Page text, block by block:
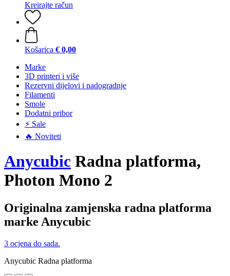
Kreirajte račun
Košarica € 0,00
Marke
3D printeri i više
Rezervni dijelovi i nadogradnje
Filamenti
Smole
Dodatni pribor
⚡ Sale
🔥 Noviteti
Anycubic Radna platforma,
Photon Mono 2
Originalna zamjenska radna platforma
marke Anycubic
3 ocjena do sada.
Anycubic Radna platforma